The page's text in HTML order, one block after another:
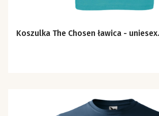
Koszulka The Chosen ławica - uniesex.